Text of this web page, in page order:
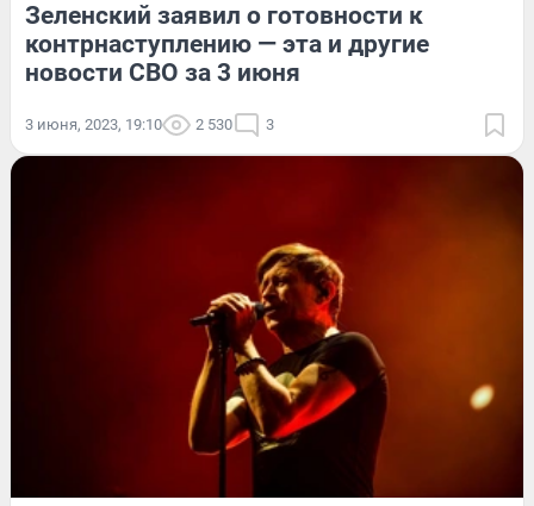
Зеленский заявил о готовности к
контрнаступлению — эта и другие
новости СВО за 3 июня
3 июня, 2023, 19:10 2 530 3